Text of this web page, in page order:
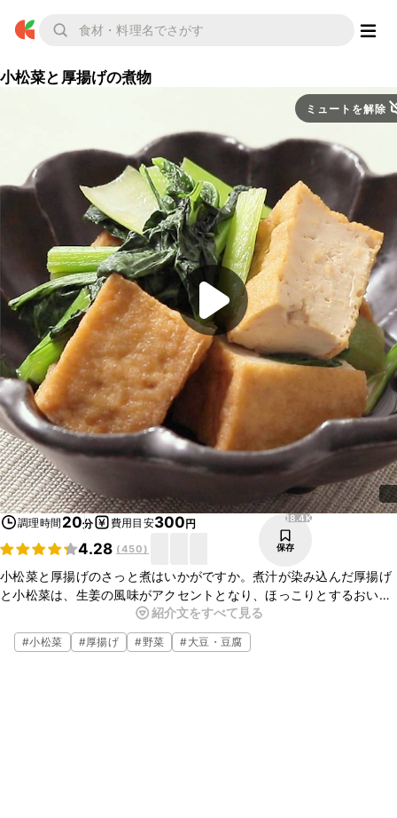
小松菜と厚揚げの煮物
ミュートを解除
調理時間 20分 費用目安300円
4.28 (450)
18.4K
保存
小松菜と厚揚げのさっと煮はいかがですか。煮汁が染み込んだ厚揚げ
と小松菜は、生姜の風味がアクセントとなり、ほっこりとするおいし
さです。ささっとお作りいただけますので、夕食のあともう一品とし
てもぴったりですよ。ぜひお試しくださいね。
紹介文をすべて見る
#小松菜 #厚揚げ #野菜 #大豆・豆腐